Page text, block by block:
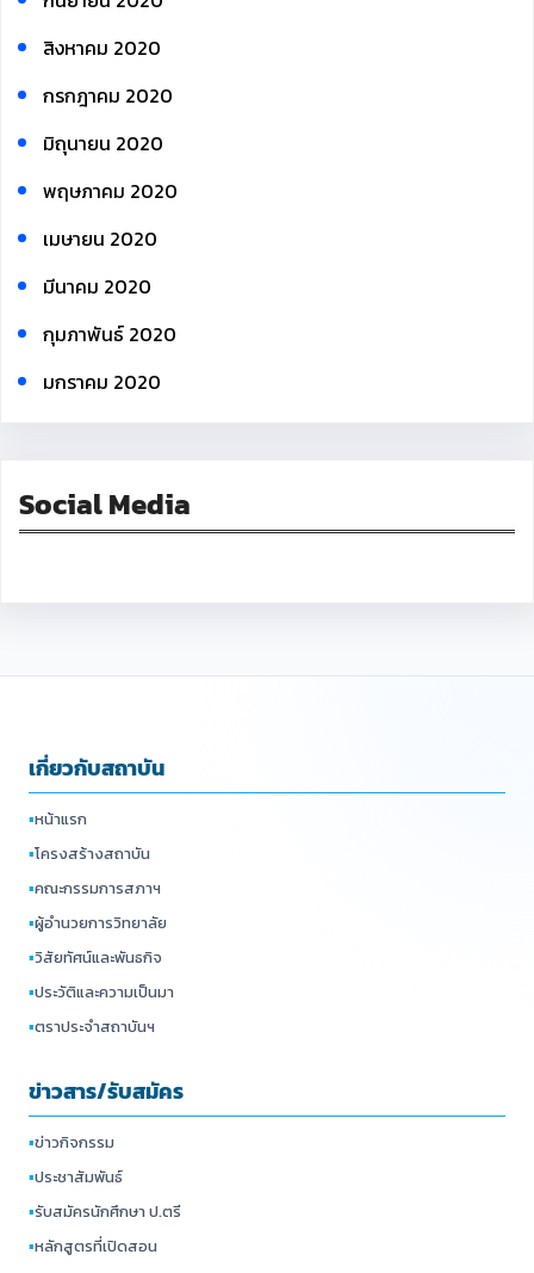
สิงหาคม 2020
กรกฎาคม 2020
มิถุนายน 2020
พฤษภาคม 2020
เมษายน 2020
มีนาคม 2020
กุมภาพันธ์ 2020
มกราคม 2020
Social Media
เกี่ยวกับสถาบัน
▪หน้าแรก
▪โครงสร้างสถาบัน
▪คณะกรรมการสภาฯ
▪ผู้อำนวยการวิทยาลัย
▪วิสัยทัศน์และพันธกิจ
▪ประวัติและความเป็นมา
▪ตราประจำสถาบันฯ
ข่าวสาร/รับสมัคร
▪ข่าวกิจกรรม
▪ประชาสัมพันธ์
▪รับสมัครนักศึกษา ป.ตรี
▪หลักสูตรที่เปิดสอน